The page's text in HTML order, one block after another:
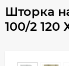
Шторка
100/2 120